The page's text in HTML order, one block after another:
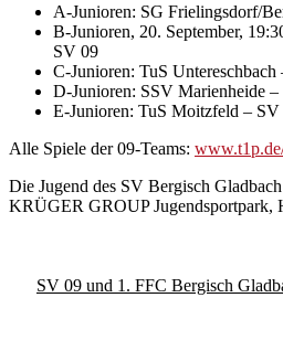
A-Junioren: SG Frielingsdorf/
B-Junioren, 20. September,
SV 09
C-Junioren: TuS
D-Junioren: SSV Marienheide
E-Junioren: TuS Moitzfeld – SV
Alle Spiele der 09-Teams:
Die Jugend des SV Bergisch
KRÜGER GROUP Jugendsportpark,
SV 09 und 1. FFC Bergisch